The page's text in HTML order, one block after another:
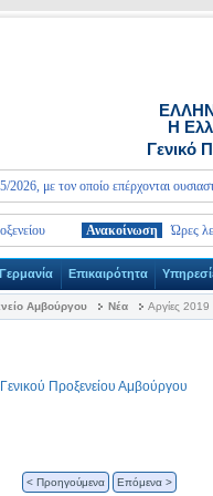
Η
Γενικό
τον οποίο επέρχονται
Ανακοίνωση Ώρες
Επικαιρότητα
Αμβούργου Νέα Αργίες 2019
Προξενείου Αμβούργου
< Προηγούμενα Επόμενα >